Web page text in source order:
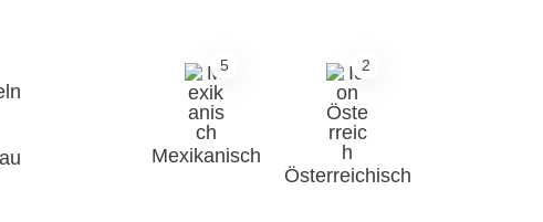
5
Mexikanisch
2
Österreichisch